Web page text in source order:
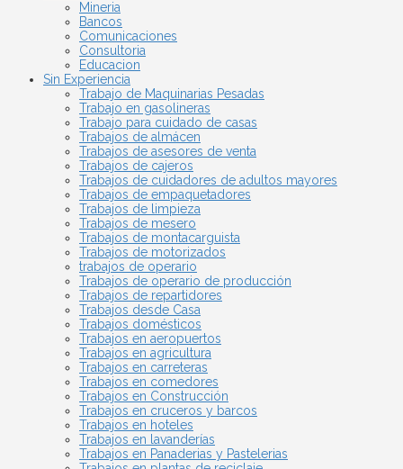
Mineria
Bancos
Comunicaciones
Consultoria
Educacion
Sin Experiencia
Trabajo de Maquinarias Pesadas
Trabajo en gasolineras
Trabajo para cuidado de casas
Trabajos de almácen
Trabajos de asesores de venta
Trabajos de cajeros
Trabajos de cuidadores de adultos mayores
Trabajos de empaquetadores
Trabajos de limpieza
Trabajos de mesero
Trabajos de montacarguista
Trabajos de motorizados
trabajos de operario
Trabajos de operario de producción
Trabajos de repartidores
Trabajos desde Casa
Trabajos domésticos
Trabajos en aeropuertos
Trabajos en agricultura
Trabajos en carreteras
Trabajos en comedores
Trabajos en Construcción
Trabajos en cruceros y barcos
Trabajos en hoteles
Trabajos en lavanderías
Trabajos en Panaderias y Pastelerias